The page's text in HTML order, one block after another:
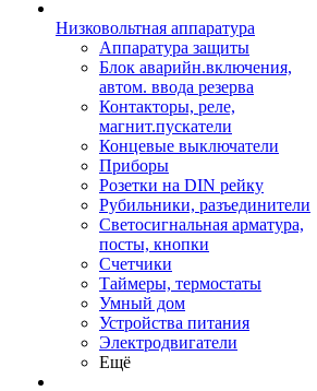
Низковольтная аппаратура
Аппаратура защиты
Блок аварийн.включения,
автом. ввода резерва
Контакторы, реле,
магнит.пускатели
Концевые выключатели
Приборы
Розетки на DIN рейку
Рубильники, разъединители
Светосигнальная арматура,
посты, кнопки
Счетчики
Таймеры, термостаты
Умный дом
Устройства питания
Электродвигатели
Ещё